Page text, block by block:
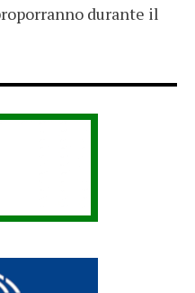
durante il